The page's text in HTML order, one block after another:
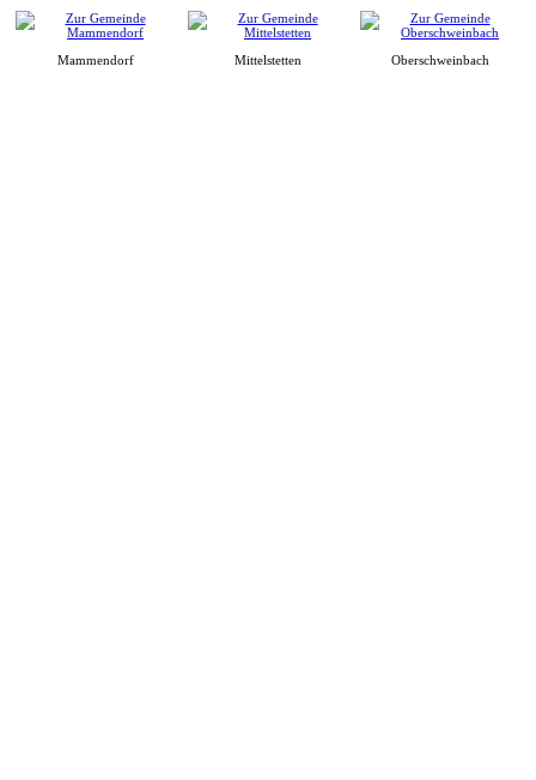
Mammendorf Mittelstetten Oberschweinbach